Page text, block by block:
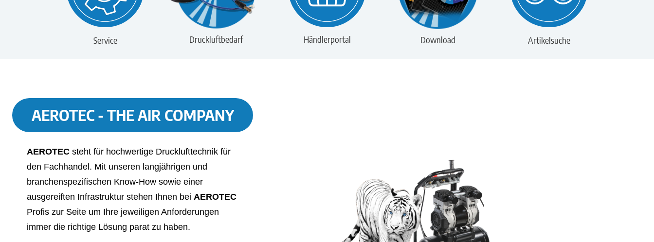
Service Druckluftbedarf Händlerportal Download Artikelsuche
AEROTEC - THE AIR COMPANY
AEROTEC steht für hochwertige Drucklufttechnik für
den Fachhandel. Mit unseren langjährigen und
branchenspezifischen Know-How sowie einer
ausgereiften Infrastruktur stehen Ihnen bei AEROTEC
Profis zur Seite um Ihre jeweiligen Anforderungen
immer die richtige Lösung parat zu haben.